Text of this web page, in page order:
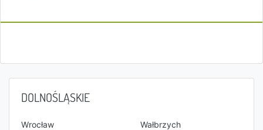
DOLNOŚLĄSKIE
Wrocław
Wałbrzych